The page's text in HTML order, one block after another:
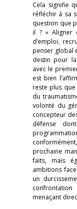
Cela signifie
réfléchir à sa
question que
il ? » Aligner
d’emploi,
penser global
destin pour
avec le
est bien
reste plus
du
volonté du
concepteur
défense
prochaine
faits, mais
ambitions
un
menaçant